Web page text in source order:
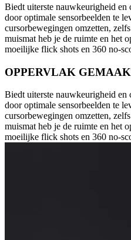
Biedt uiterste nauwkeurigheid en
door optimale sensorbeelden te
cursorbewegingen omzetten,
muismat heb je de ruimte en het
moeilijke flick shots en 360 no-
OPPERVLAK
Biedt uiterste nauwkeurigheid en
door optimale sensorbeelden te
cursorbewegingen omzetten,
muismat heb je de ruimte en het
moeilijke flick shots en 360 no-